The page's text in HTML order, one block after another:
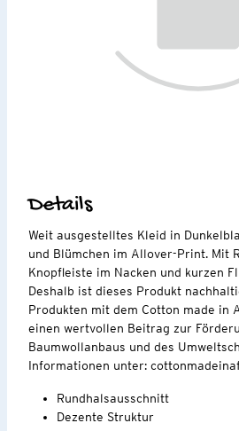
Details
Weit ausgestelltes Kleid in
und Blümchen im Allover-Print. Mit
Knopfleiste im Nacken und kurzen
Deshalb ist dieses Produkt
Produkten mit dem Cotton made in
einen wertvollen Beitrag zur
Baumwollanbaus und des
Informationen unter:
Rundhalsausschnitt
Dezente Struktur